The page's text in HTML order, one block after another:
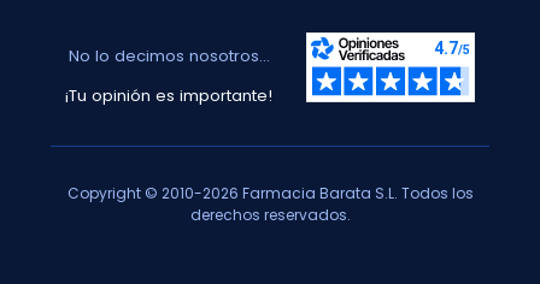
No lo decimos nosotros...
¡Tu opinión es importante!
Copyright © 2010-2026 Farmacia Barata S.L. Todos los
derechos reservados.